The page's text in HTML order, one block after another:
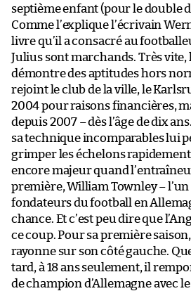
septième enfant (pour le double
Comme l’explique l’écrivain
livre qu’il a consacré au
Julius sont marchands. Très vite,
démontre des aptitudes hors
rejoint le club de la ville, le
2004 pour raisons financières,
depuis 2007 – dès l’âge de dix
sa technique incomparables lui
grimper les échelons rapidement,
encore majeur quand
première, William Townley – l’un
fondateurs du football en
chance. Et c’est peu dire que
ce coup. Pour sa première
rayonne sur son côté gauche.
tard, à 18 ans seulement, il
de champion d’Allemagne avec le